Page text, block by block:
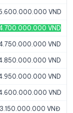
VND
VND
VND
VND
VND
VND
3.150.000.000 VNĐ